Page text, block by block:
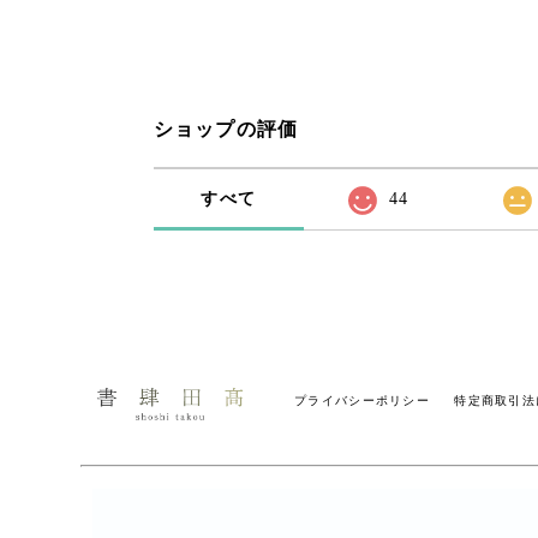
ショップの評価
すべて 44
プライバシーポリシー 特定商取引法